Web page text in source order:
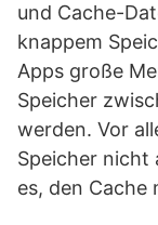
und Cache-
knappem
Apps große
Speicher
werden. Vor
Speicher nicht
es, den Cache